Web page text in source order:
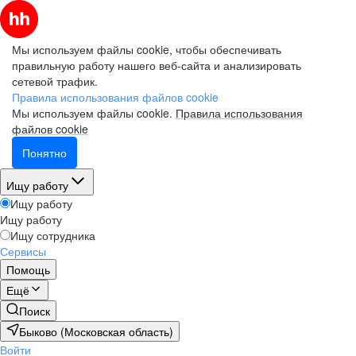
Мы используем файлы cookie, чтобы обеспечивать
правильную работу нашего веб-сайта и анализировать
сетевой трафик.
Правила использования файлов cookie
Мы используем файлы cookie. Правила использования
файлов cookie
Понятно
Ищу работу
Ищу работу
Ищу работу
Ищу сотрудника
Сервисы
Помощь
Ещё
Поиск
Быково (Московская область)
Войти